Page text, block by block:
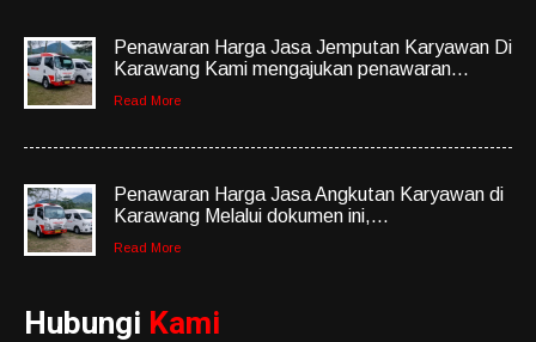
Penawaran Harga Jasa Jemputan Karyawan Di
Karawang Kami mengajukan penawaran...
Read More
Penawaran Harga Jasa Angkutan Karyawan di
Karawang Melalui dokumen ini,...
Read More
Hubungi Kami